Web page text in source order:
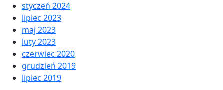
styczeń 2024
lipiec 2023
maj 2023
luty 2023
czerwiec 2020
grudzień 2019
lipiec 2019